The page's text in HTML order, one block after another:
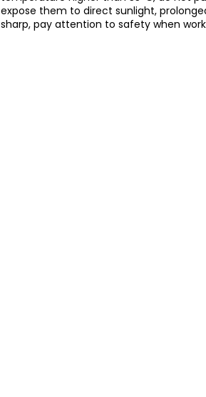
expose them to direct sunlight,
sharp, pay attention to safety when